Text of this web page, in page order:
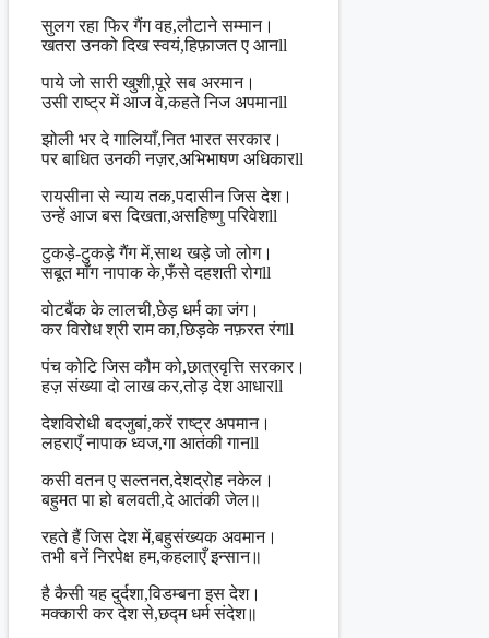
सुलग रहा फिर गैंग वह,लौटाने सम्मान।
खतरा उनको दिख स्वयं,हिफ़ाजत ए आनll
पाये जो सारी खुशी,पूरे सब अरमान।
उसी राष्ट्र में आज वे,कहते निज अपमानll
झोली भर दे गालियाँ,नित भारत सरकार।
पर बाधित उनकी नज़र,अभिभाषण अधिकारll
रायसीना से न्याय तक,पदासीन जिस देश।
उन्हें आज बस दिखता,असहिष्णु परिवेशll
टुकड़े-टुकड़े गैंग में,साथ खड़े जो लोग।
सबूत माँग नापाक के,फँसे दहशती रोगll
वोटबैंक के लालची,छेड़ धर्म का जंग।
कर विरोध श्री राम का,छिड़के नफ़रत रंगll
पंच कोटि जिस कौम को,छात्रवृत्ति सरकार।
हज़ संख्या दो लाख कर,तोड़ देश आधारll
देशविरोधी बदजुबां,करें राष्ट्र अपमान।
लहराएँ नापाक ध्वज,गा आतंकी गानll
कसी वतन ए सल्तनत,देशद्रोह नकेल।
बहुमत पा हो बलवती,दे आतंकी जेल॥
रहते हैं जिस देश में,बहुसंख्यक अवमान।
तभी बनें निरपेक्ष हम,कहलाएँ इन्सान॥
है कैसी यह दुर्दशा,विडम्बना इस देश।
मक्कारी कर देश से,छद्म धर्म संदेश॥